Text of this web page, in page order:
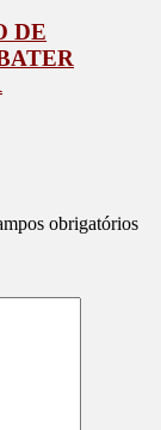
DE
obrigatórios